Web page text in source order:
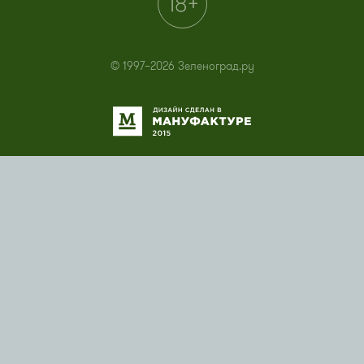
© 1997–2026 Зеленоград.ру